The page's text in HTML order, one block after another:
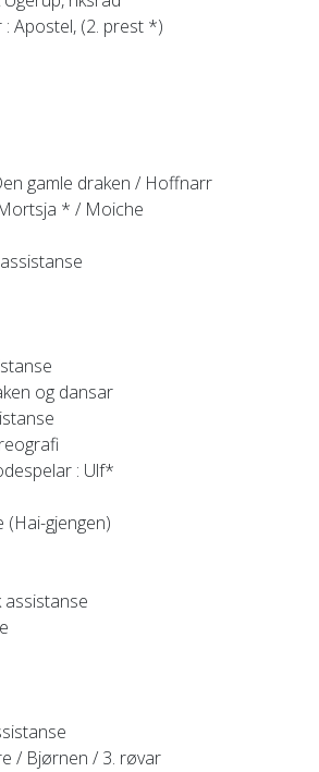
: Apostel, (2. prest *)
gamle draken / Hoffnarr
* / Moiche
og dansar
: Ulf*
(Hai-gjengen)
assistanse
/ Bjørnen / 3. røvar